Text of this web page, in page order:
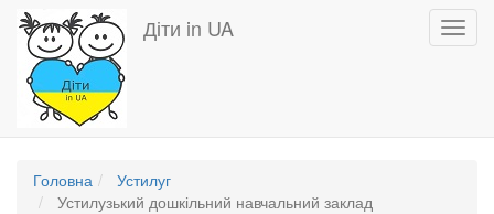
Перейти
основного
вмісту
Діти in UA
Головна
Устилуг
Устилузький дошкільний навчальний заклад